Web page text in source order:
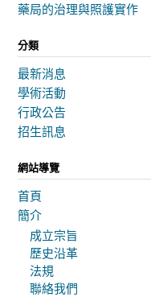
藥局的治理與照護實作
分類
最新消息
學術活動
行政公告
招生訊息
網站導覽
首頁
簡介
成立宗旨
歷史沿革
法規
聯絡我們